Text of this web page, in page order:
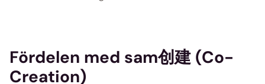
Fördelen med sam创建 (Co-
Creation)